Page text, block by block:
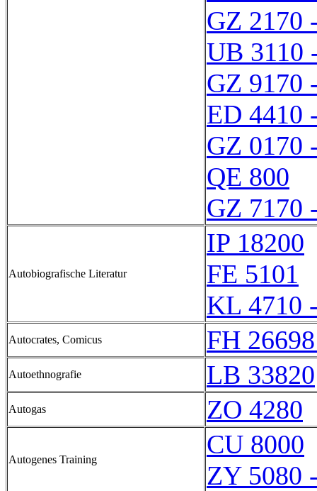
GZ 2170
UB 3110
GZ 9170
ED 4410
GZ 0170
QE 800
GZ 7170
Autobiografische Literatur
IP 18200
FE 5101
KL 4710
Autocrates, Comicus FH
Autoethnografie LB 33820
Autogas ZO 4280
Autogenes Training
CU 8000
ZY 5080